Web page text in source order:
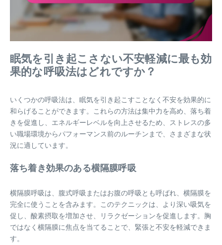
眠気を引き起こさない不安軽減に最も効
果的な呼吸法はどれですか？
いくつかの呼吸法は、眠気を引き起こすことなく不安を効果的に
和らげることができます。これらの方法は集中力を高め、落ち着
きを促進し、エネルギーレベルを向上させるため、ストレスの多
い職場環境からパフォーマンス前のルーチンまで、さまざまな状
況に適しています。
落ち着き効果のある横隔膜呼吸
横隔膜呼吸は、腹式呼吸またはお腹の呼吸とも呼ばれ、横隔膜を
完全に使うことを含みます。このテクニックは、より深い吸気を
促し、酸素摂取を増加させ、リラクゼーションを促進します。胸
ではなく横隔膜に焦点を当てることで、緊張と不安を軽減できま
す。